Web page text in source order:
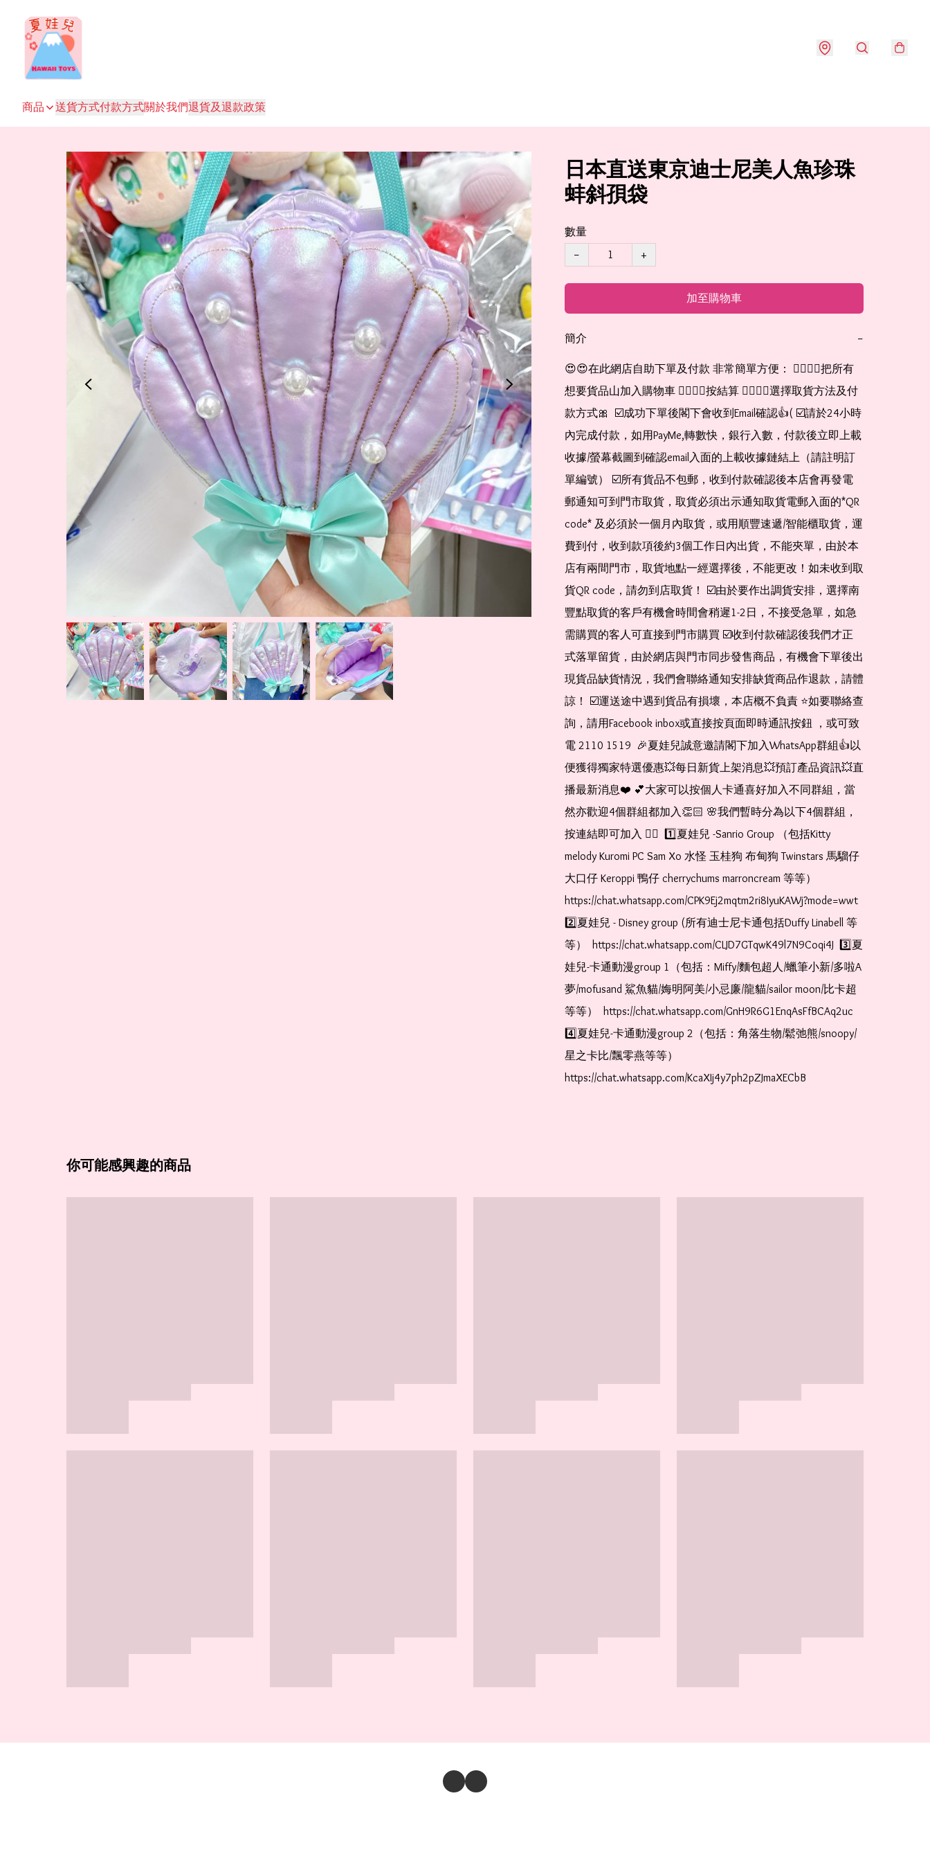
商品 送貨方式付款方式關於我們退貨及退款政策
日本直送東京迪士尼美人魚珍珠
蚌斜孭袋
數量
−
+
加至購物車
簡介 −
😍😍在此網店自助下單及付款 非常簡單方便： 👉🏻👉🏻把所有
想要貨品山加入購物車 👉🏻👉🏻按結算 👉🏻👉🏻選擇取貨方法及付
款方式🎀  ☑️成功下單後閣下會收到Email確認👍( ☑️請於24小時
內完成付款，如用PayMe,轉數快，銀行入數，付款後立即上載
收據/螢幕截圖到確認email入面的上載收據鏈結上（請註明訂
單編號） ☑️所有貨品不包郵，收到付款確認後本店會再發電
郵通知可到門市取貨，取貨必須出示通知取貨電郵入面的*QR
code* 及必須於一個月內取貨，或用順豐速遞/智能櫃取貨，運
費到付，收到款項後約3個工作日內出貨，不能夾單，由於本
店有兩間門市，取貨地點一經選擇後，不能更改！如未收到取
貨QR code，請勿到店取貨！ ☑️由於要作出調貨安排，選擇南
豐點取貨的客戶有機會時間會稍遲1-2日，不接受急單，如急
需購買的客人可直接到門市購買 ☑️收到付款確認後我們才正
式落單留貨，由於網店與門市同步發售商品，有機會下單後出
現貨品缺貨情況，我們會聯絡通知安排缺貨商品作退款，請體
諒！ ☑️運送途中遇到貨品有損壞，本店概不負責 ⭐️如要聯絡查
詢，請用Facebook inbox或直接按頁面即時通訊按鈕 ，或可致
電 2110 1519  🎉夏娃兒誠意邀請閣下加入WhatsApp群組👍以
便獲得獨家特選優惠💥每日新貨上架消息💥預訂產品資訊💥直
播最新消息❤️ 💕大家可以按個人卡通喜好加入不同群組，當
然亦歡迎4個群組都加入👏🏻 🌸我們暫時分為以下4個群組，
按連結即可加入 👇🏻  1️⃣夏娃兒 -Sanrio Group （包括Kitty
melody Kuromi PC Sam Xo 水怪 玉桂狗 布甸狗 Twinstars 馬騮仔
大口仔 Keroppi 鴨仔 cherrychums marroncream 等等）
https://chat.whatsapp.com/CPK9Ej2mqtm2ri8IyuKAWj?mode=wwt
2️⃣夏娃兒 - Disney group (所有迪士尼卡通包括Duffy Linabell 等
等）  https://chat.whatsapp.com/CLJD7GTqwK49l7N9Coqi4J  3️⃣夏
娃兒-卡通動漫group 1（包括：Miffy/麵包超人/蠟筆小新/多啦A
夢/mofusand 鯊魚貓/娒明阿美/小忌廉/龍貓/sailor moon/比卡超
等等）  https://chat.whatsapp.com/GnH9R6G1EnqAsFfBCAq2uc
4️⃣夏娃兒-卡通動漫group 2（包括：角落生物/鬆弛熊/snoopy/
星之卡比/飄零燕等等）
https://chat.whatsapp.com/KcaXIj4y7ph2pZJmaXECbB
你可能感興趣的商品